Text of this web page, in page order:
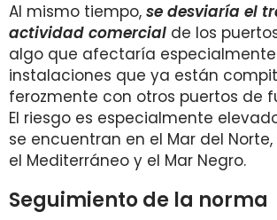
Al mismo tiempo, se desviaría el
actividad comercial de los
algo que afectaría
instalaciones que ya están
ferozmente con otros puertos de
El riesgo es especialmente
se encuentran en el Mar del Norte,
el Mediterráneo y el Mar Negro.
Seguimiento de la norma